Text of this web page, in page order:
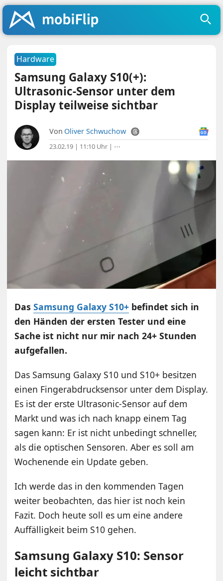
Hardware
Samsung Galaxy S10(+):
Ultrasonic-Sensor unter dem
Display teilweise sichtbar
Von Oliver Schwuchow
23.02.19 | 11:10 Uhr | ⋯
DasSamsung Galaxy S10+ befindet sich in
den Händen der ersten Tester und eine
Sache ist nicht nur mir nach 24+ Stunden
aufgefallen.
Das Samsung Galaxy S10 und S10+ besitzen
einen Fingerabdrucksensor unter dem Display.
Es ist der erste Ultrasonic-Sensor auf dem
Markt und was ich nach knapp einem Tag
sagen kann: Er ist nicht unbedingt schneller,
als die optischen Sensoren. Aber es soll am
Wochenende ein Update geben.
Ich werde das in den kommenden Tagen
weiter beobachten, das hier ist noch kein
Fazit. Doch heute soll es um eine andere
Auffälligkeit beim S10 gehen.
Samsung Galaxy S10: Sensor
leicht sichtbar